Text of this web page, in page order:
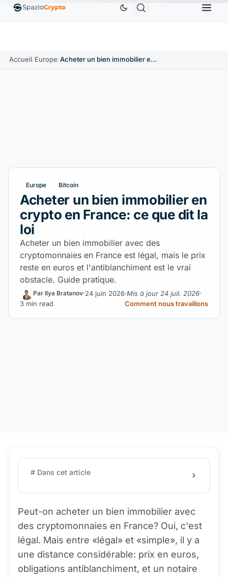
EthereumETH1 880,58 $US TetherUSDT ↑0.00%
Accueil/Europe/ Acheter un bien immobilier en crypto en France: ce que dit la loi
Europe Bitcoin
Acheter un bien immobilier en
crypto en France: ce que dit la
loi
Acheter un bien immobilier avec des
cryptomonnaies en France est légal, mais le prix
reste en euros et l'antiblanchiment est le vrai
obstacle. Guide pratique.
Par Ilya Bratanov 24 juin 2026 Mis à jour 24 juil. 2026
3 min read
Comment nous travaillons
# Dans cet article
Peut-on acheter un bien immobilier avec
des cryptomonnaies en France? Oui, c'est
légal. Mais entre «légal» et «simple», il y a
une distance considérable: prix en euros,
obligations antiblanchiment, et un notaire